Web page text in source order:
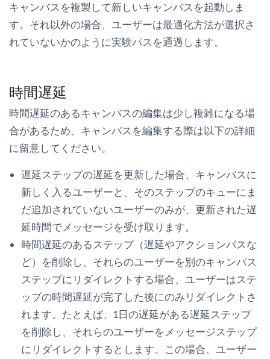
キャンバスを複製して新しいキャンバスを起動しま
す。それ以外の場合、ユーザーは最適化方法が選択さ
れていないかのように実験パスを通過します。
時間遅延
時間遅延のあるキャンバスの編集は少し複雑になる場
合があるため、キャンバスを編集する際は以下の詳細
に留意してください。
遅延ステップの遅延を更新した場合、キャンバスに
新しく入るユーザーと、そのステップのキューにま
だ追加されていないユーザーのみが、更新された遅
延時間でメッセージを受け取ります。
時間遅延のあるステップ（遅延やアクションパスな
ど）を削除し、それらのユーザーを別のキャンバス
ステップにリダイレクトする場合、ユーザーはステ
ップの時間遅延が完了した後にのみリダイレクトさ
れます。たとえば、1日の遅延がある遅延ステップ
を削除し、それらのユーザーをメッセージステップ
にリダイレクトするとします。この場合、ユーザー